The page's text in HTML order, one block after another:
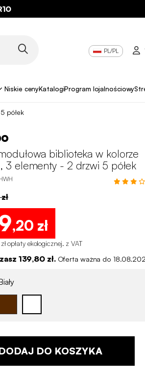
PL/PL
Niskie cenyKatalogiProgram lojalnościowy
półek
biblioteka w kolorze
3 elementy - 2 drzwi 5 półek
,20 zł
opłaty ekologicznej. z VAT
139,80 zł. Oferta ważna do
DO KOSZYKA